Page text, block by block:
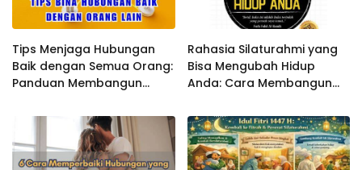
Tips Menjaga Hubungan
Baik dengan Semua Orang:
Panduan Membangun
Rahasia Silaturahmi yang
Bisa Mengubah Hidup
Anda: Cara Membangun
dan Penuh Manfaat